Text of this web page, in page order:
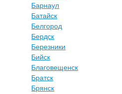
Барнаул
Батайск
Белгород
Бердск
Березники
Бийск
Благовещенск
Братск
Брянск